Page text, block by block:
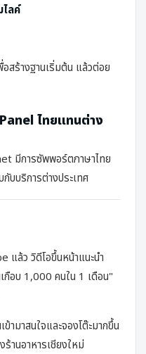
ไลค์
อสร้างฐานเริ่มต้น แล้วต่อย
ไทยแทนต่าง
มีการซัพพอร์ตภาษาไทย
กับบริการต่างประเทศ
แล้ว วิดีโอขึ้นหน้าแนะนำ
อบ 1,000 คนใน 1 เดือน"
ามาสนใจและจองโต๊ะมากขึ้น
านอาหารเชียงใหม่